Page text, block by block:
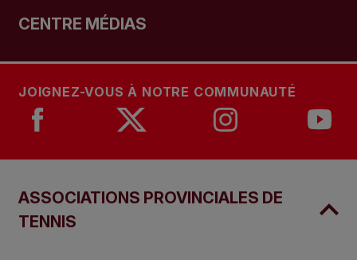
CENTRE MÉDIAS
JOIGNEZ-VOUS À NOTRE COMMUNAUTÉ
ASSOCIATIONS PROVINCIALES DE
TENNIS